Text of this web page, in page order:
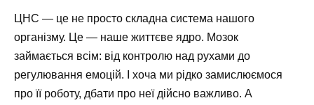
ЦНС — це не просто складна система нашого
організму. Це — наше життєве ядро. Мозок
займається всім: від контролю над рухами до
регулювання емоцій. І хоча ми рідко замислюємося
про її роботу, дбати про неї дійсно важливо. А